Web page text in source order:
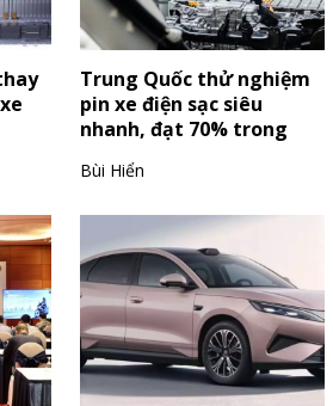
Trung Quốc thử nghiệm
pin xe điện sạc siêu
nhanh, đạt 70% trong
Bùi Hiển